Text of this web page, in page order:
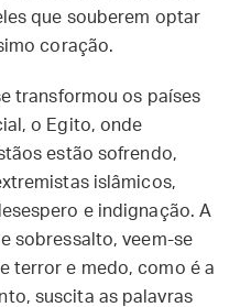
que souberem optar
coração.
transformou os países
o Egito, onde
estão sofrendo,
islâmicos,
e indignação. A
sobressalto, veem-se
terror e medo, como é a
suscita as palavras